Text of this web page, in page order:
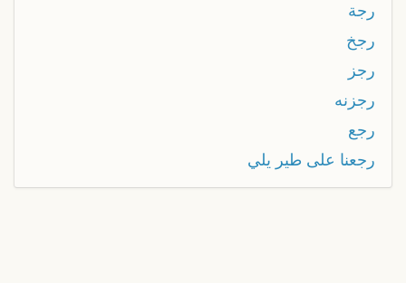
رجة
رجخ
رجز
رجزنه
رجع
رجعنا على طير يلي